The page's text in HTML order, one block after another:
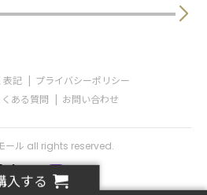
入する
表記
プライバシーポリシー
ある質問 お問い合わせ
ール all rights reserved.